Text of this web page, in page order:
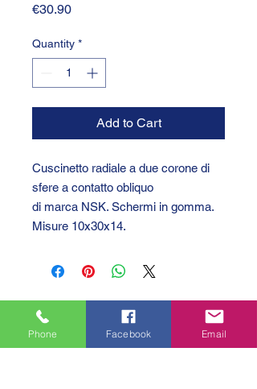
€30.90Price
Quantity *
Add to Cart
Cuscinetto radiale a due corone di
sfere a contatto obliquo
di marca NSK. Schermi in gomma.
Misure 10x30x14.
Phone Facebook Email